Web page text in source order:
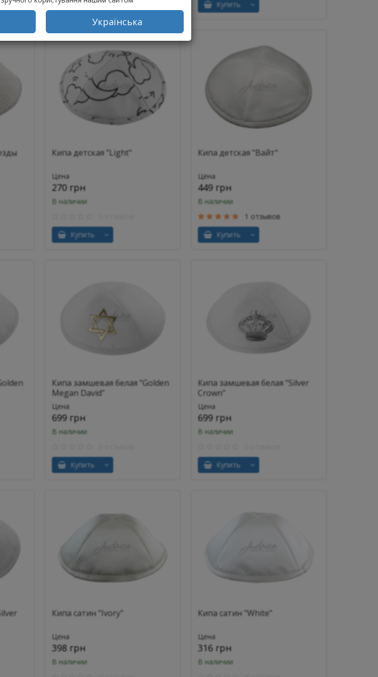
Українська
Купить
Купить
Кипа детская "Light"
Цена
270 грн
В наличии
Купить
Кипа детская "Вайт"
Цена
449 грн
В наличии
1 отзывов
Купить
Кипа замшевая белая "Golden
Megan David"
Цена
699 грн
В наличии
Купить
Кипа замшевая белая "Silver
Crown"
Цена
699 грн
В наличии
Купить
Кипа сатин "Ivory"
Цена
398 грн
В наличии
Кипа сатин "White"
Цена
316 грн
В наличии